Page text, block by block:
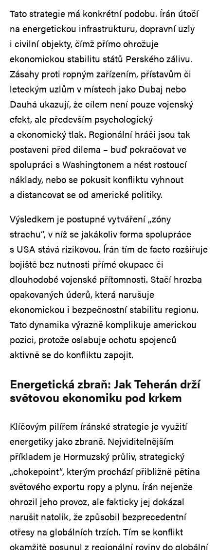
Tato strategie má konkrétní podobu. Írán útočí
na energetickou infrastrukturu, dopravní uzly
i civilní objekty, čímž přímo ohrožuje
ekonomickou stabilitu států Perského zálivu.
Zásahy proti ropným zařízením, přístavům či
leteckým uzlům v místech jako Dubaj nebo
Dauhá ukazují, že cílem není pouze vojenský
efekt, ale především psychologický
a ekonomický tlak. Regionální hráči jsou tak
postaveni před dilema – buď pokračovat ve
spolupráci s Washingtonem a nést rostoucí
náklady, nebo se pokusit konfliktu vyhnout
a distancovat se od americké politiky.
Výsledkem je postupné vytváření „zóny
strachu“, v níž se jakákoliv forma spolupráce
s USA stává rizikovou. Írán tím de facto rozšiřuje
bojiště bez nutnosti přímé okupace či
dlouhodobé vojenské přítomnosti. Stačí hrozba
opakovaných úderů, která narušuje
ekonomickou i bezpečnostní stabilitu regionu.
Tato dynamika výrazně komplikuje americkou
pozici, protože oslabuje ochotu spojenců
aktivně se do konfliktu zapojit.
Energetická zbraň: Jak Teherán drží
světovou ekonomiku pod krkem
Klíčovým pilířem íránské strategie je využití
energetiky jako zbraně. Nejviditelnějším
příkladem je Hormuzský průliv, strategický
„chokepoint“, kterým prochází přibližně pětina
světového exportu ropy a plynu. Írán nejenže
ohrozil jeho provoz, ale fakticky jej dokázal
narušit natolik, že způsobil bezprecedentní
otřesy na globálních trzích. Tím se konflikt
okamžitě posunul z regionální roviny do globální